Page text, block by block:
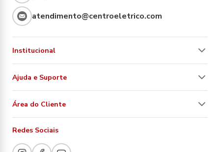
atendimento@centroeletrico.com
Institucional
Ajuda e Suporte
Área do Cliente
Redes Sociais